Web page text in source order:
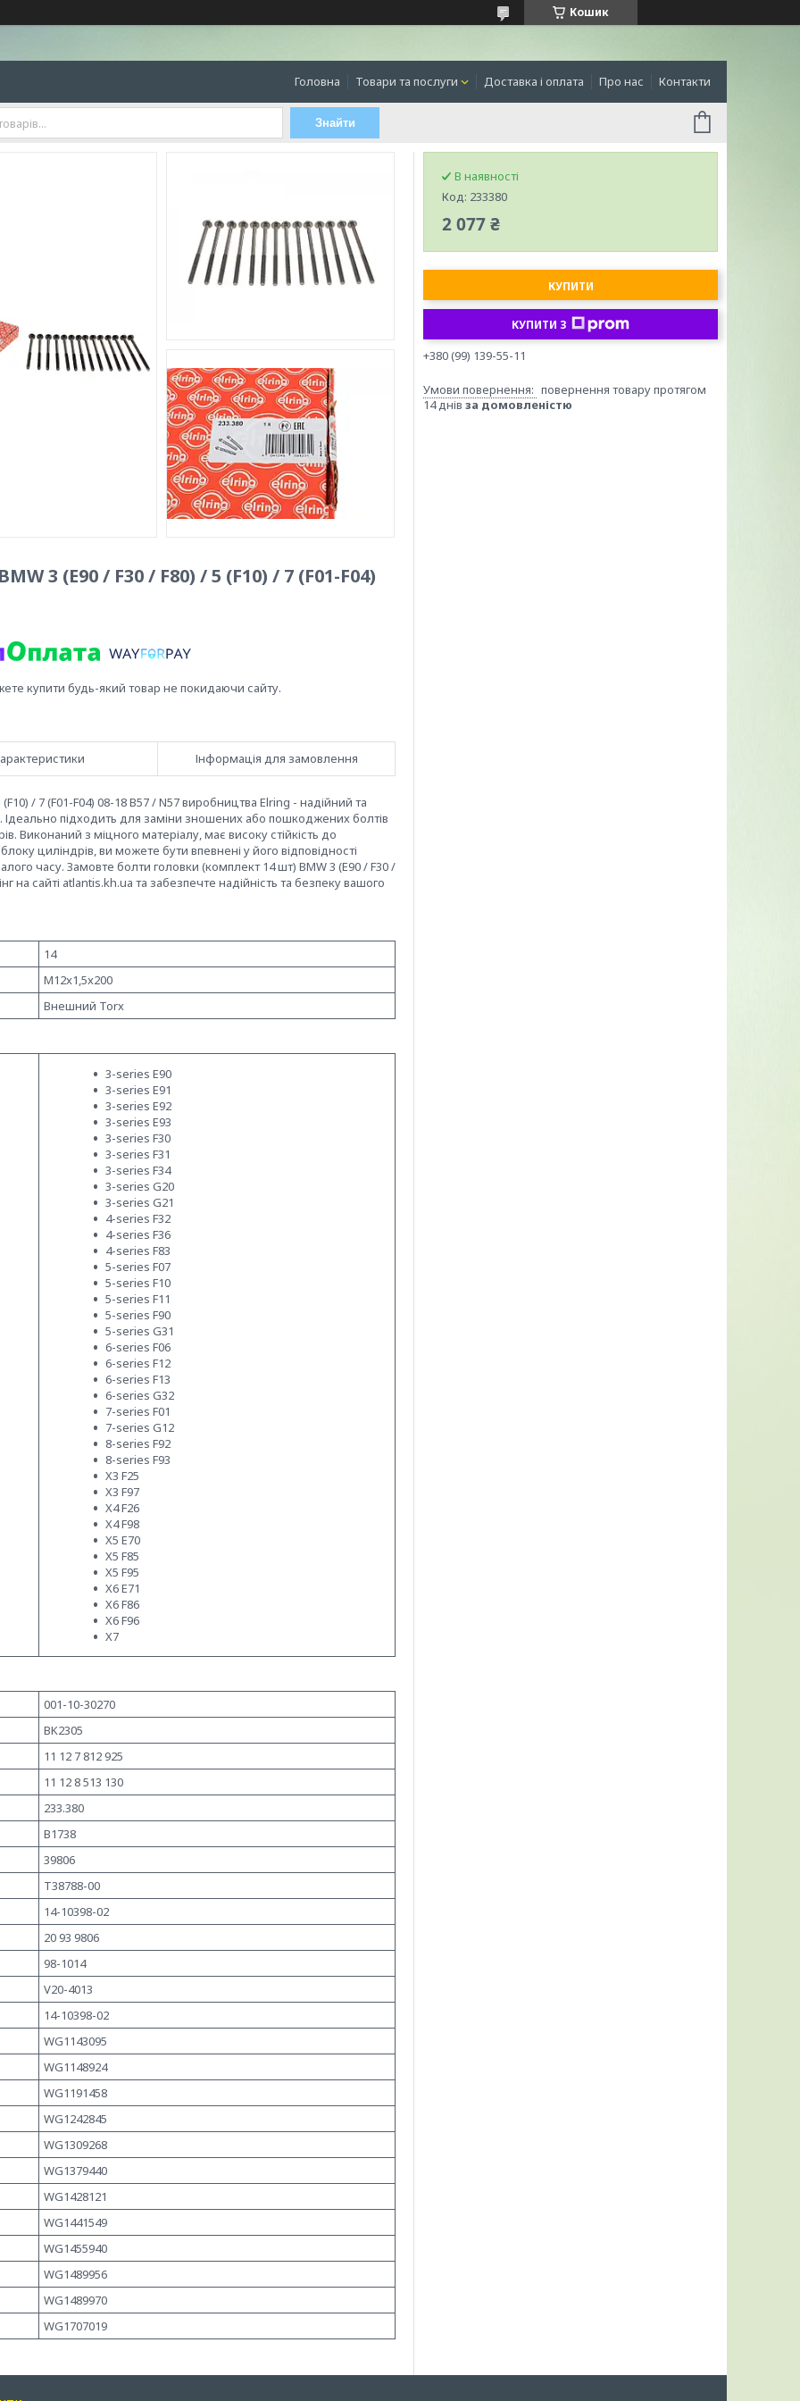
Кошик
Головна Товари та послуги Доставка і оплата Про нас Контакти
Знайти
3 (E90 / F30 / F80) / 5 (F10) / 7 (F01-F04)
купити будь-який товар не покидаючи сайту.
Інформація для замовлення
/ 7 (F01-F04) 08-18 B57 / N57 виробництва Elring - надійний та
підходить для заміни зношених або пошкоджених болтів
Виконаний з міцного матеріалу, має високу стійкість до
циліндрів, ви можете бути впевнені у його відповідності
часу. Замовте болти головки (комплект 14 шт) BMW 3 (E90 / F30 /
на сайті atlantis.kh.ua та забезпечте надійність та безпеку вашого
14
M12x1,5x200
Внешний Torx
3-series E90
3-series E91
3-series E92
3-series E93
3-series F30
3-series F31
3-series F34
3-series G20
3-series G21
4-series F32
4-series F36
4-series F83
5-series F07
5-series F10
5-series F11
5-series F90
5-series G31
6-series F06
6-series F12
6-series F13
6-series G32
7-series F01
7-series G12
8-series F92
8-series F93
X3 F25
X3 F97
X4 F26
X4 F98
X5 E70
X5 F85
X5 F95
X6 E71
X6 F86
X6 F96
X7
001-10-30270
BK2305
11 12 7 812 925
11 12 8 513 130
233.380
B1738
39806
T38788-00
14-10398-02
20 93 9806
98-1014
V20-4013
14-10398-02
WG1143095
WG1148924
WG1191458
WG1242845
WG1309268
WG1379440
WG1428121
WG1441549
WG1455940
WG1489956
WG1489970
WG1707019
В наявності
Код: 233380
2 077 ₴
КУПИТИ
КУПИТИ З
+380 (99) 139-55-11
повернення товару протягом
14 днів за домовленістю